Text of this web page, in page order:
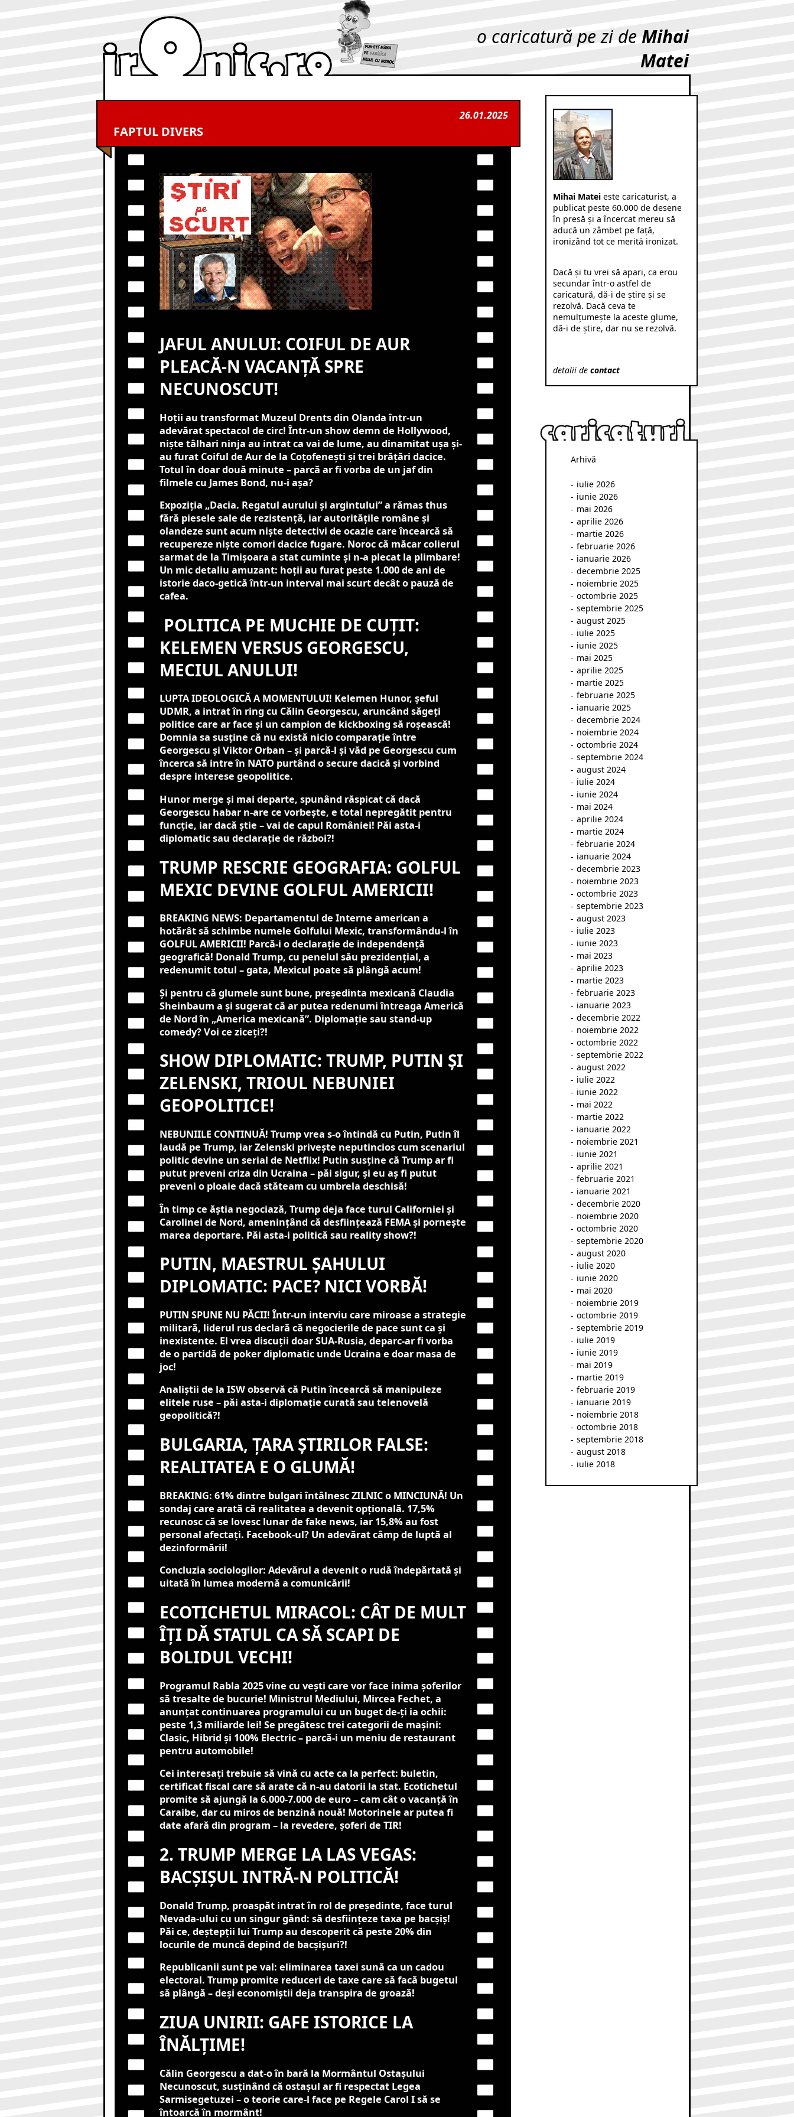
o caricatură pe zi deMihai
Matei
26.01.2025
FAPTUL DIVERS
JAFUL ANULUI: COIFUL DE AUR
PLEACĂ-N VACANȚĂ SPRE
NECUNOSCUT!
Hoții au transformat Muzeul Drents din Olanda într-un
adevărat spectacol de circ! Într-un show demn de Hollywood,
niște tâlhari ninja au intrat ca vai de lume, au dinamitat ușa și-
au furat Coiful de Aur de la Coțofenești și trei brățări dacice.
Totul în doar două minute – parcă ar fi vorba de un jaf din
filmele cu James Bond, nu-i așa?
Expoziția „Dacia. Regatul aurului și argintului” a rămas thus
fără piesele sale de rezistență, iar autoritățile române și
olandeze sunt acum niște detectivi de ocazie care încearcă să
recupereze niște comori dacice fugare. Noroc că măcar colierul
sarmat de la Timișoara a stat cuminte și n-a plecat la plimbare!
Un mic detaliu amuzant: hoții au furat peste 1.000 de ani de
istorie daco-getică într-un interval mai scurt decât o pauză de
cafea.
POLITICA PE MUCHIE DE CUȚIT:
KELEMEN VERSUS GEORGESCU,
MECIUL ANULUI!
LUPTA IDEOLOGICĂ A MOMENTULUI! Kelemen Hunor, șeful
UDMR, a intrat în ring cu Călin Georgescu, aruncând săgeți
politice care ar face și un campion de kickboxing să roșească!
Domnia sa susține că nu există nicio comparație între
Georgescu și Viktor Orban – și parcă-l și văd pe Georgescu cum
încerca să intre în NATO purtând o secure dacică și vorbind
despre interese geopolitice.
Hunor merge și mai departe, spunând răspicat că dacă
Georgescu habar n-are ce vorbește, e total nepregătit pentru
funcție, iar dacă știe – vai de capul României! Păi asta-i
diplomatic sau declarație de război?!
TRUMP RESCRIE GEOGRAFIA: GOLFUL
MEXIC DEVINE GOLFUL AMERICII!
BREAKING NEWS: Departamentul de Interne american a
hotărât să schimbe numele Golfului Mexic, transformându-l în
GOLFUL AMERICII! Parcă-i o declarație de independență
geografică! Donald Trump, cu penelul său prezidențial, a
redenumit totul – gata, Mexicul poate să plângă acum!
Și pentru că glumele sunt bune, președinta mexicană Claudia
Sheinbaum a și sugerat că ar putea redenumi întreaga Americă
de Nord în „America mexicană”. Diplomație sau stand-up
comedy? Voi ce ziceți?!
SHOW DIPLOMATIC: TRUMP, PUTIN ȘI
ZELENSKI, TRIOUL NEBUNIEI
GEOPOLITICE!
NEBUNIILE CONTINUĂ! Trump vrea s-o întindă cu Putin, Putin îl
laudă pe Trump, iar Zelenski privește neputincios cum scenariul
politic devine un serial de Netflix! Putin susține că Trump ar fi
putut preveni criza din Ucraina – păi sigur, și eu aș fi putut
preveni o ploaie dacă stăteam cu umbrela deschisă!
În timp ce ăștia negociază, Trump deja face turul Californiei și
Carolinei de Nord, amenințând că desființează FEMA și pornește
marea deportare. Păi asta-i politică sau reality show?!
PUTIN, MAESTRUL ȘAHULUI
DIPLOMATIC: PACE? NICI VORBĂ!
PUTIN SPUNE NU PĂCII! Într-un interviu care miroase a strategie
militară, liderul rus declară că negocierile de pace sunt ca și
inexistente. El vrea discuții doar SUA-Rusia, deparc-ar fi vorba
de o partidă de poker diplomatic unde Ucraina e doar masa de
joc!
Analiștii de la ISW observă că Putin încearcă să manipuleze
elitele ruse – păi asta-i diplomație curată sau telenovelă
geopolitică?!
BULGARIA, ȚARA ȘTIRILOR FALSE:
REALITATEA E O GLUMĂ!
BREAKING: 61% dintre bulgari întâlnesc ZILNIC o MINCIUNĂ! Un
sondaj care arată că realitatea a devenit opțională. 17,5%
recunosc că se lovesc lunar de fake news, iar 15,8% au fost
personal afectați. Facebook-ul? Un adevărat câmp de luptă al
dezinformării!
Concluzia sociologilor: Adevărul a devenit o rudă îndepărtată și
uitată în lumea modernă a comunicării!
ECOTICHETUL MIRACOL: CÂT DE MULT
ÎȚI DĂ STATUL CA SĂ SCAPI DE
BOLIDUL VECHI!
Programul Rabla 2025 vine cu vești care vor face inima șoferilor
să tresalte de bucurie! Ministrul Mediului, Mircea Fechet, a
anunțat continuarea programului cu un buget de-ți ia ochii:
peste 1,3 miliarde lei! Se pregătesc trei categorii de mașini:
Clasic, Hibrid și 100% Electric – parcă-i un meniu de restaurant
pentru automobile!
Cei interesați trebuie să vină cu acte ca la perfect: buletin,
certificat fiscal care să arate că n-au datorii la stat. Ecotichetul
promite să ajungă la 6.000-7.000 de euro – cam cât o vacanță în
Caraibe, dar cu miros de benzină nouă! Motorinele ar putea fi
date afară din program – la revedere, șoferi de TIR!
2. TRUMP MERGE LA LAS VEGAS:
BACȘIȘUL INTRĂ-N POLITICĂ!
Donald Trump, proaspăt intrat în rol de președinte, face turul
Nevada-ului cu un singur gând: să desființeze taxa pe bacșiș!
Păi ce, deștepții lui Trump au descoperit că peste 20% din
locurile de muncă depind de bacșișuri?!
Republicanii sunt pe val: eliminarea taxei sună ca un cadou
electoral. Trump promite reduceri de taxe care să facă bugetul
să plângă – deși economiștii deja transpira de groază!
ZIUA UNIRII: GAFE ISTORICE LA
ÎNĂLȚIME!
Călin Georgescu a dat-o în bară la Mormântul Ostașului
Necunoscut, susținând că ostașul ar fi respectat Legea
Sarmisegetuzei – o teorie care-l face pe Regele Carol I să se
întoarcă în mormânt!
Mihai Matei este caricaturist, a
publicat peste 60.000 de desene
în presă şi a încercat mereu să
aducă un zâmbet pe faţă,
ironizând tot ce merită ironizat.
Dacă şi tu vrei să apari, ca erou
secundar într-o astfel de
caricatură, dă-i de ştire şi se
rezolvă. Dacă ceva te
nemulţumeşte la aceste glume,
dă-i de ştire, dar nu se rezolvă.
detalii de contact
Arhivă
iulie 2026
iunie 2026
mai 2026
aprilie 2026
martie 2026
februarie 2026
ianuarie 2026
decembrie 2025
noiembrie 2025
octombrie 2025
septembrie 2025
august 2025
iulie 2025
iunie 2025
mai 2025
aprilie 2025
martie 2025
februarie 2025
ianuarie 2025
decembrie 2024
noiembrie 2024
octombrie 2024
septembrie 2024
august 2024
iulie 2024
iunie 2024
mai 2024
aprilie 2024
martie 2024
februarie 2024
ianuarie 2024
decembrie 2023
noiembrie 2023
octombrie 2023
septembrie 2023
august 2023
iulie 2023
iunie 2023
mai 2023
aprilie 2023
martie 2023
februarie 2023
ianuarie 2023
decembrie 2022
noiembrie 2022
octombrie 2022
septembrie 2022
august 2022
iulie 2022
iunie 2022
mai 2022
martie 2022
ianuarie 2022
noiembrie 2021
iunie 2021
aprilie 2021
februarie 2021
ianuarie 2021
decembrie 2020
noiembrie 2020
octombrie 2020
septembrie 2020
august 2020
iulie 2020
iunie 2020
mai 2020
noiembrie 2019
octombrie 2019
septembrie 2019
iulie 2019
iunie 2019
mai 2019
martie 2019
februarie 2019
ianuarie 2019
noiembrie 2018
octombrie 2018
septembrie 2018
august 2018
iulie 2018